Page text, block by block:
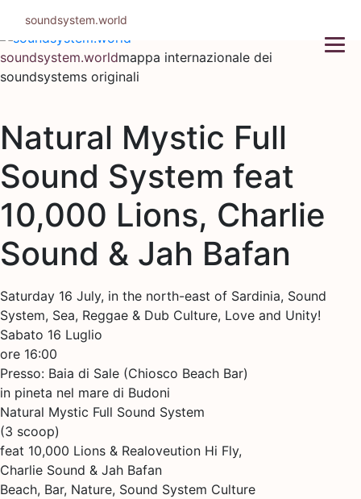
contenuto
soundsystem.worldmappa internazionale dei
soundsystems originali
Natural Mystic Full
Sound System feat
10,000 Lions, Charlie
Sound & Jah Bafan
Saturday 16 July, in the north-east of Sardinia, Sound
System, Sea, Reggae & Dub Culture, Love and Unity!
Sabato 16 Luglio
ore 16:00
Presso: Baia di Sale (Chiosco Beach Bar)
in pineta nel mare di Budoni
Natural Mystic Full Sound System
(3 scoop)
feat 10,000 Lions & Realoveution Hi Fly,
Charlie Sound & Jah Bafan
Beach, Bar, Nature, Sound System Culture
soundsystem.world